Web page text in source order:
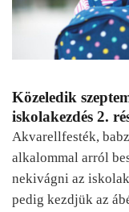
Közeledik
iskolakezdés 2.
Akvarellfesték,
alkalommal arról
nekivágni az
pedig kezdjük az